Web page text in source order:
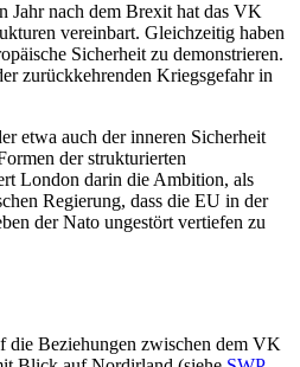
Jahr nach dem Brexit hat das VK
verein­bart. Gleichzeitig haben
Sicherheit zu demonstrieren.
zurückkehrenden Kriegsgefahr in
etwa auch der inneren Sicherheit
der struk­turierten
Lon­don darin die Ambition, als
Regierung, dass die EU in der
der Nato ungestört vertiefen zu
die Beziehungen zwischen dem VK